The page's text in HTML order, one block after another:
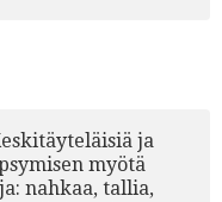
ja
myötä
nahkaa, tallia,